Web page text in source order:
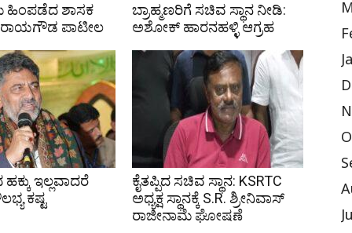
ಹಿಂಪಡೆದ ಶಾಸಕ
ಪಾಟೀಲ
ಬ್ರಾಹ್ಮಣರಿಗೆ ಸಚಿವ ಸ್ಥಾನ ನೀಡಿ:
ಅಶೋಕ್ ಹಾರನಹಳ್ಳಿ ಆಗ್ರಹ
ಇಲ್ಲವಾದರೆ
ಕಷ್ಟ
ಕೈತಪ್ಪಿದ ಸಚಿವ ಸ್ಥಾನ: KSRTC
ಅಧ್ಯಕ್ಷ ಸ್ಥಾನಕ್ಕೆ S.R. ಶ್ರೀನಿವಾಸ್
ರಾಜೀನಾಮೆ ಘೋಷಣೆ